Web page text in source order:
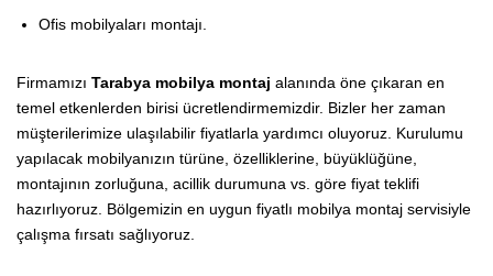
Ofis mobilyaları montajı.
Firmamızı Tarabya mobilya montaj alanında öne çıkaran en
temel etkenlerden birisi ücretlendirmemizdir. Bizler her zaman
müşterilerimize ulaşılabilir fiyatlarla yardımcı oluyoruz. Kurulumu
yapılacak mobilyanızın türüne, özelliklerine, büyüklüğüne,
montajının zorluğuna, acillik durumuna vs. göre fiyat teklifi
hazırlıyoruz. Bölgemizin en uygun fiyatlı mobilya montaj servisiyle
çalışma fırsatı sağlıyoruz.